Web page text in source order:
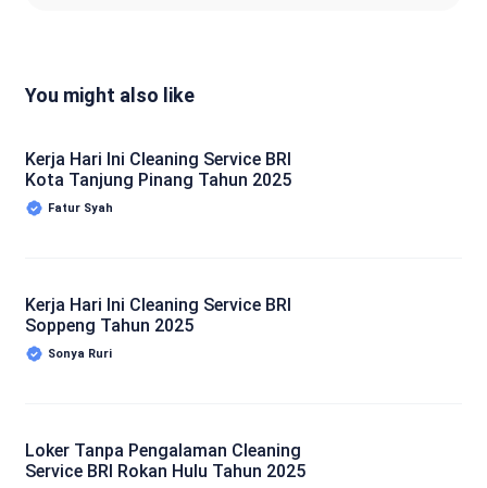
You might also like
Kerja Hari Ini Cleaning Service BRI
Kota Tanjung Pinang Tahun 2025
Fatur Syah
Kerja Hari Ini Cleaning Service BRI
Soppeng Tahun 2025
Sonya Ruri
Loker Tanpa Pengalaman Cleaning
Service BRI Rokan Hulu Tahun 2025